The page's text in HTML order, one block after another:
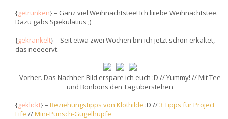
{getrunken} – Ganz viel Weihnachtstee! Ich liiiebe Weihnachtstee.
Dazu gabs Spekulatius ;)
{gekränkelt} – Seit etwa zwei Wochen bin ich jetzt schon erkältet,
das neeeervt.
Vorher. Das Nachher-Bild erspare ich euch :D // Yummy! // Mit Tee
und Bonbons den Tag überstehen
{geklickt} – Beziehungstipps von Klothilde :D //3 Tipps für Project
Life //Mini-Punsch-Gugelhupfe